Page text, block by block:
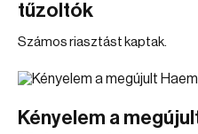
tűzoltók
Számos riasztást kaptak.
Kényelem a